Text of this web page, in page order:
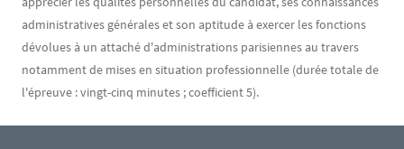
administratives générales et son aptitude à exercer les fonctions
dévolues à un attaché d'administrations parisiennes au travers
notamment de mises en situation professionnelle (durée totale de
l'épreuve : vingt-cinq minutes ; coefficient 5).